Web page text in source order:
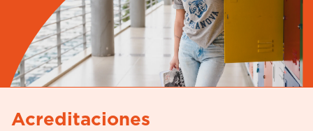
Acreditaciones